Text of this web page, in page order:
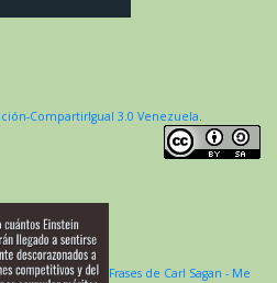
CompartirIgual 3.0 Venezuela
Frases de Carl Sagan - Me